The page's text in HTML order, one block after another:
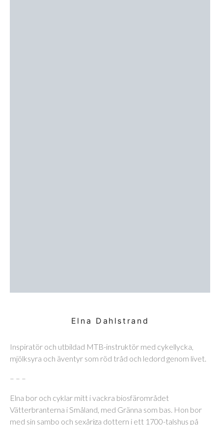
Elna Dahlstrand
Inspiratör och utbildad MTB-instruktör med cykellycka,
mjölksyra och äventyr som röd tråd och ledord genom livet.
– – –
Elna bor och cyklar mitt i vackra biosfärområdet
Vätterbranterna i Småland, med Gränna som bas. Hon bor
med sin sambo och sexåriga dottern i ett 1700-talshus på